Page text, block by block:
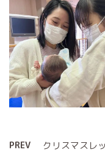
PREV クリスマスレ